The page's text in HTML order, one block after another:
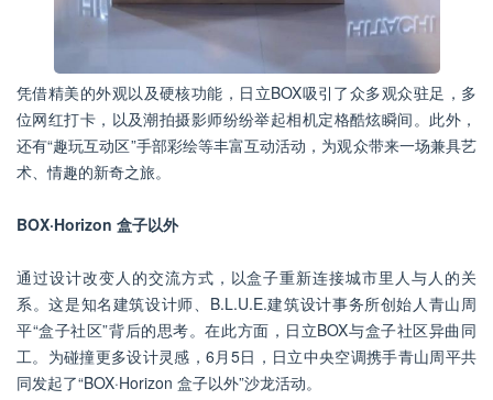
凭借精美的外观以及硬核功能，日立BOX吸引了众多观众驻足，多
位网红打卡，以及潮拍摄影师纷纷举起相机定格酷炫瞬间。此外，
还有“趣玩互动区”手部彩绘等丰富互动活动，为观众带来一场兼具艺
术、情趣的新奇之旅。
BOX·Horizon 盒子以外
通过设计改变人的交流方式，以盒子重新连接城市里人与人的关
系。这是知名建筑设计师、B.L.U.E.建筑设计事务所创始人青山周
平“盒子社区”背后的思考。在此方面，日立BOX与盒子社区异曲同
工。为碰撞更多设计灵感，6月5日，日立中央空调携手青山周平共
同发起了“BOX·Horizon 盒子以外”沙龙活动。